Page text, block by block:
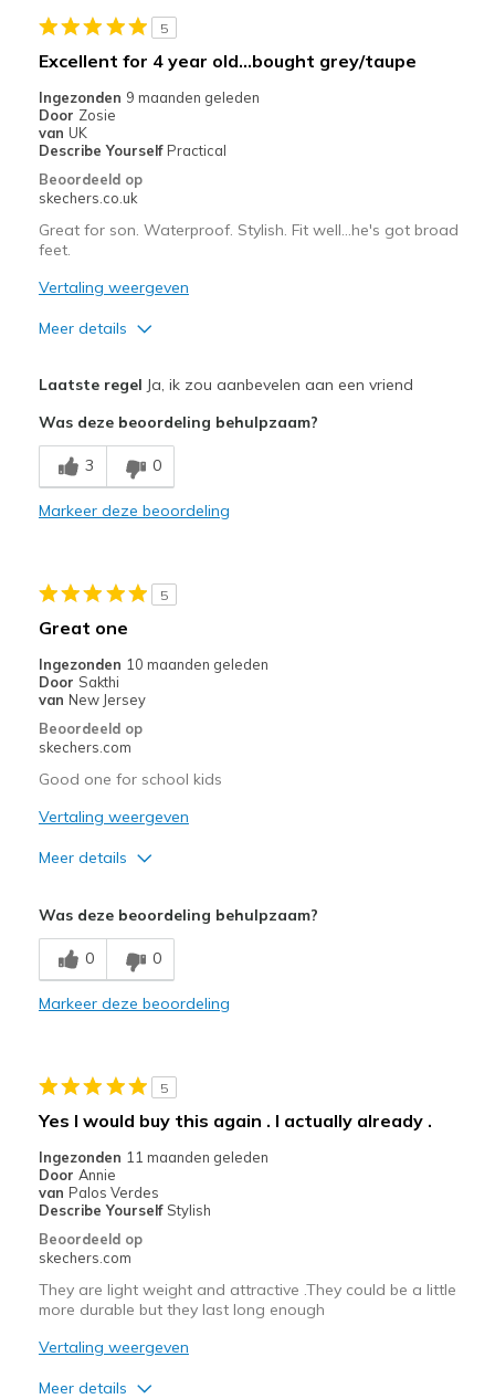
Minpunten
Beste toepassingen
Sizing
Feels true to size
5
Excellent for 4 year old...bought grey/taupe
Ingezonden 9 maanden geleden
Door Zosie
van UK
Describe Yourself Practical
Beoordeeld op
skechers.co.uk
Great for son. Waterproof. Stylish. Fit well...he's got broad
feet.
Vertaling weergeven
Meer details
Comfortable
Durable
Casual Wear
Width
Sizing
View On Shoes
Laatste regel Ja, ik zou aanbevelen aan een vriend
Was deze beoordeling behulpzaam?
3 0
Markeer deze beoordeling
5
Great one
Ingezonden 10 maanden geleden
Door Sakthi
van New Jersey
Beoordeeld op
skechers.com
Good one for school kids
Vertaling weergeven
Meer details
Comfortable
Stylish
Sizing
Was deze beoordeling behulpzaam?
0 0
Markeer deze beoordeling
5
Yes I would buy this again . I actually already .
Ingezonden 11 maanden geleden
Door Annie
van Palos Verdes
Describe Yourself Stylish
Beoordeeld op
skechers.com
They are light weight and attractive .They could be a little
more durable but they last long enough
Vertaling weergeven
Meer details